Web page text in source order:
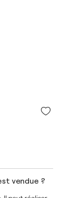
vendue ?